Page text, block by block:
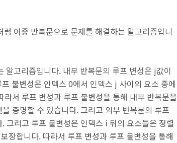
이중 반복문으로 문제를 해결하는 알고리즘입니
알고리즘입니다. 내부 반복문의 루프 변성은 j값이
불변성은 인덱스 0에서 인덱스 j 사이의 요소 중에
라서 루프 변성과 루프 불변성을 통해 내부 반복문을
증명할 수 있습니다. 그리고 외부 반복문의 루프
. 그리고 루프 불변성은 인덱스 i 뒤의 요소들은 정렬
장합니다. 따라서 루프 변성과 루프 불변성을 통해